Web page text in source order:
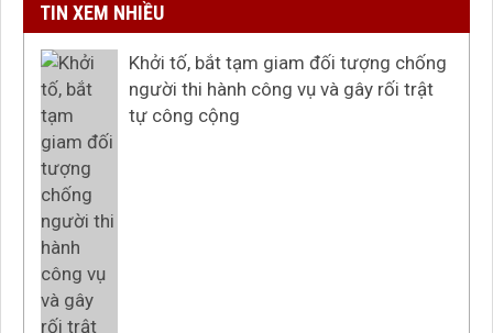
TIN XEM NHIỀU
Khởi tố, bắt tạm giam đối tượng chống
người thi hành công vụ và gây rối trật
tự công cộng